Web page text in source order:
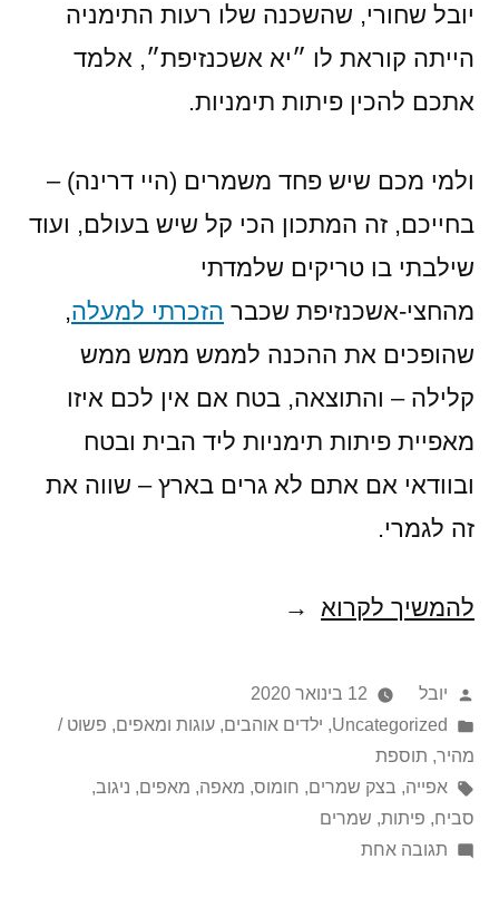
יובל שחורי, שהשכנה שלו רעות התימניה
הייתה קוראת לו ״יא אשכנזיפת״, אלמד
אתכם להכין פיתות תימניות.
ולמי מכם שיש פחד משמרים (היי דרינה) –
בחייכם, זה המתכון הכי קל שיש בעולם, ועוד
שילבתי בו טריקים שלמדתי
מהחצי-אשכנזיפת שכבר הזכרתי למעלה,
שהופכים את ההכנה לממש ממש ממש
קלילה – והתוצאה, בטח אם אין לכם איזו
מאפיית פיתות תימניות ליד הבית ובטח
ובוודאי אם אתם לא גרים בארץ – שווה את
זה לגמרי.
להמשיך לקרואפיתות
של
אשכנזיפת
פורסם
על
ידי
יובל
12 בינואר 2020
Posted
in
Uncategorized
, ילדים אוהבים, עוגות ומאפים, פשוט /
מהיר, תוספת
תגיות:
אפייה, בצק שמרים, חומוס, מאפה, מאפים, ניגוב,
סביח, פיתות, שמרים
תגובה אחתעל